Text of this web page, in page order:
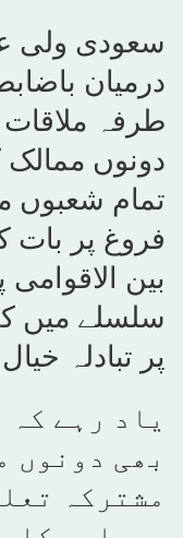
سعودی ولی
درمیان
طرفہ
دونوں ممالک
تمام شعبوں
فروغ پر بات
بین
سلسلے میں
پر تبادلہ
یاد رہے
بھی دونوں
مشترکہ